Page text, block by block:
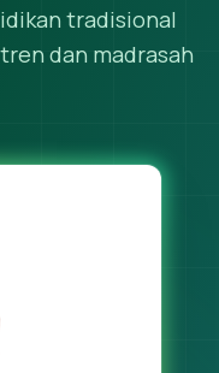
tradisional
dan madrasah